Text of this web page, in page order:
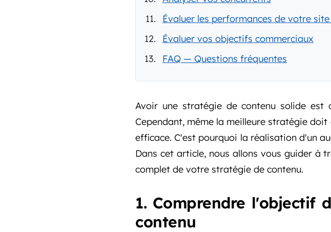
Évaluer les performances de votre
Évaluer vos objectifs commerciaux
FAQ — Questions fréquentes
Avoir une stratégie de contenu solide est
Cependant, même la meilleure stratégie
efficace. C'est pourquoi la réalisation d'un
Dans cet article, nous allons vous guider à
complet de votre stratégie de contenu.
1. Comprendre l'objectif
contenu